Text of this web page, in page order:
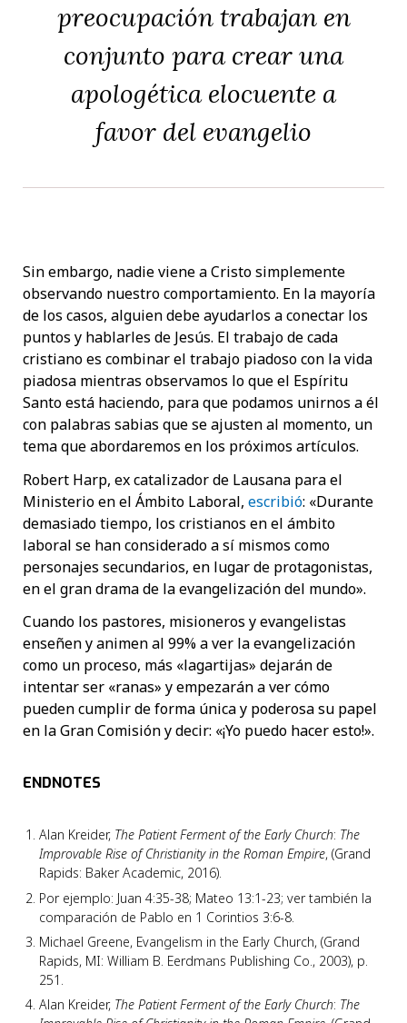
preocupación trabajan en
conjunto para crear una
apologética elocuente a
favor del evangelio
Sin embargo, nadie viene a Cristo simplemente
observando nuestro comportamiento. En la mayoría
de los casos, alguien debe ayudarlos a conectar los
puntos y hablarles de Jesús. El trabajo de cada
cristiano es combinar el trabajo piadoso con la vida
piadosa mientras observamos lo que el Espíritu
Santo está haciendo, para que podamos unirnos a él
con palabras sabias que se ajusten al momento, un
tema que abordaremos en los próximos artículos.
Robert Harp, ex catalizador de Lausana para el
Ministerio en el Ámbito Laboral, escribió: «Durante
demasiado tiempo, los cristianos en el ámbito
laboral se han considerado a sí mismos como
personajes secundarios, en lugar de protagonistas,
en el gran drama de la evangelización del mundo».
Cuando los pastores, misioneros y evangelistas
enseñen y animen al 99% a ver la evangelización
como un proceso, más «lagartijas» dejarán de
intentar ser «ranas» y empezarán a ver cómo
pueden cumplir de forma única y poderosa su papel
en la Gran Comisión y decir: «¡Yo puedo hacer esto!».
ENDNOTES
Alan Kreider, The Patient Ferment of the Early Church: The
Improvable Rise of Christianity in the Roman Empire, (Grand
Rapids: Baker Academic, 2016).
Por ejemplo: Juan 4:35-38; Mateo 13:1-23; ver también la
comparación de Pablo en 1 Corintios 3:6-8.
Michael Greene, Evangelism in the Early Church, (Grand
Rapids, MI: William B. Eerdmans Publishing Co., 2003), p.
251.
Alan Kreider, The Patient Ferment of the Early Church: The